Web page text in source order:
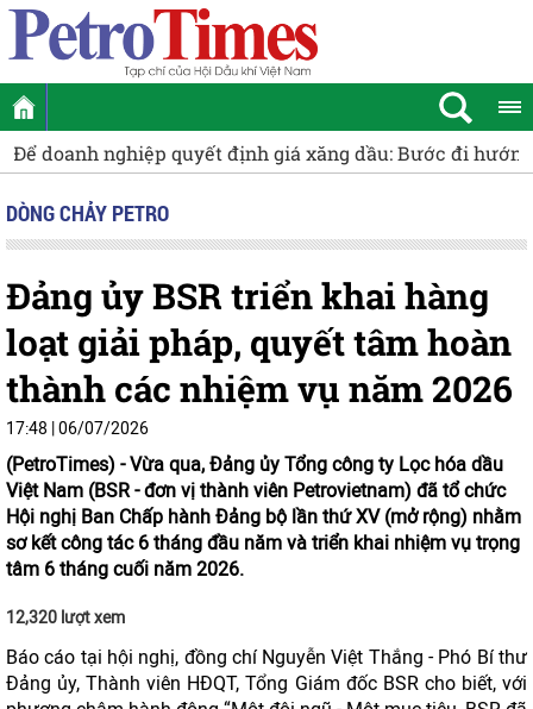
đi hướng tới thị trường ổn định và cạnh tranh ĐBQH
DÒNG CHẢY PETRO
Đảng ủy BSR triển khai hàng
loạt giải pháp, quyết tâm hoàn
thành các nhiệm vụ năm 2026
17:48 | 06/07/2026
(PetroTimes) -Vừa qua, Đảng ủy Tổng công ty Lọc hóa dầu
Việt Nam (BSR - đơn vị thành viên Petrovietnam) đã tổ chức
Hội nghị Ban Chấp hành Đảng bộ lần thứ XV (mở rộng) nhằm
sơ kết công tác 6 tháng đầu năm và triển khai nhiệm vụ trọng
tâm 6 tháng cuối năm 2026.
12,320 lượt xem
Báo cáo tại hội nghị, đồng chí Nguyễn Việt Thắng - Phó Bí thư
Đảng ủy, Thành viên HĐQT, Tổng Giám đốc BSR cho biết, với